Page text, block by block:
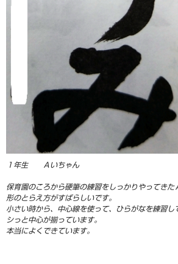
１年生 Ａいちゃん
保育園のころから硬筆の練習をしっかりやってきた
形のとらえ方がすばらしいです。
小さい時から、中心線を使って、ひらがなを練習し
シっと中心が揃っています。
本当によくできています。